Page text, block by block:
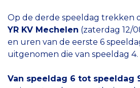
Op de derde speeldag trekken
YR KV Mechelen (zaterdag 12/
en uren van de eerste 6
uitgenomen die van speeldag 4.
Van speeldag 6 tot speeldag